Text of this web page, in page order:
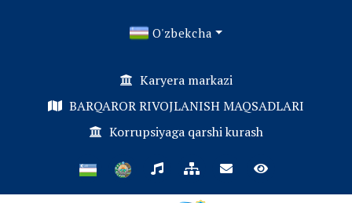
O'zbekcha
Karyera markazi
BARQAROR RIVOJLANISH MAQSADLARI
Korrupsiyaga qarshi kurash